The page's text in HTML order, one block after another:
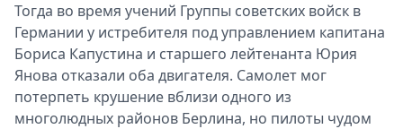
Тогда во время учений Группы советских войск в
Германии у истребителя под управлением капитана
Бориса Капустина и старшего лейтенанта Юрия
Янова отказали оба двигателя. Самолет мог
потерпеть крушение вблизи одного из
многолюдных районов Берлина, но пилоты чудом